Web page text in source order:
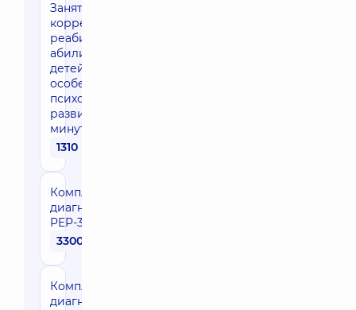
Занятие по
коррекции /
реабилитации /
абилитации для
детей с
особенностями
психомоторного
развития — 45
минут
1310 грн
Комплексная
диагностика
PEP-3
3300 грн
Комплексная
диагностика